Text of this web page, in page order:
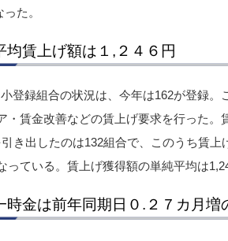
た。
均賃上げ額は１,２４６円
登録組合の状況は、今年は162が登録。
・賃金改善などの賃上げ要求を行った。
き出したのは132組合で、このうち賃
っている。賃上げ獲得額の単純平均は
時金は前年同期日０.２７カ月増